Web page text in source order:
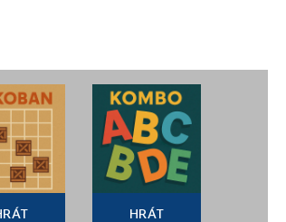
HRÁT